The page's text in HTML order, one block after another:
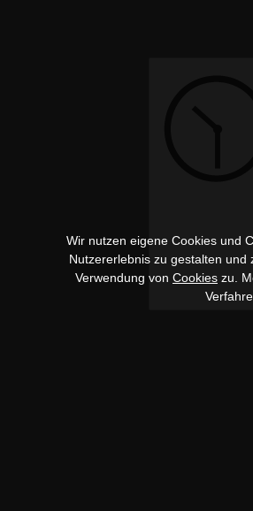
Wir nutzen eigene Cookies und
Nutzererlebnis zu gestalten
Verwendung von Cookies zu.